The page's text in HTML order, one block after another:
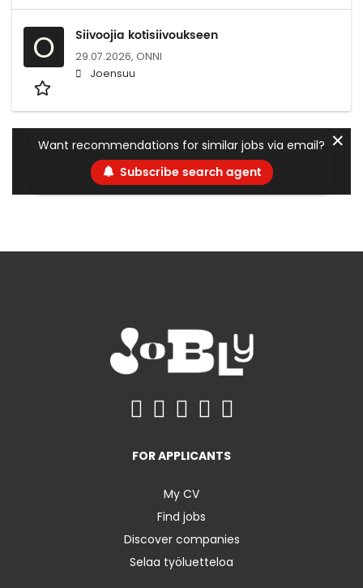
O Siivoojia kotisiivoukseen
29.07.2026, ONNI
Joensuu
Want recommendations for similar jobs via email?
Subscribe search agent
✕
FOR APPLICANTS
My CV
Find jobs
Discover companies
Selaa työluetteloa